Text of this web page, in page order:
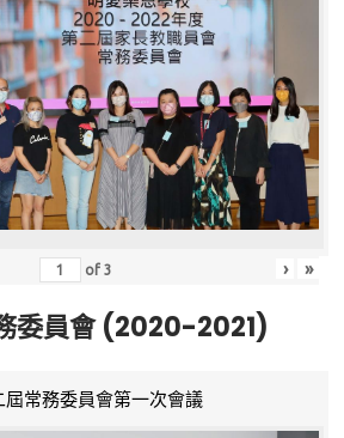
of3 › »
委員會 (2020-2021)
屆常務委員會第一次會議